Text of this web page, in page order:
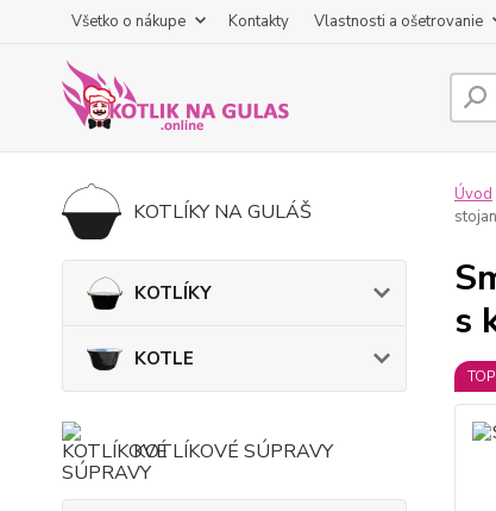
Všetko o nákupe Kontakty Vlastnosti a ošetrovanie
KOTLÍKY NA GULÁŠ
KOTLÍKY
KOTLE
KOTLÍKOVÉ SÚPRAVY
Úvod
s